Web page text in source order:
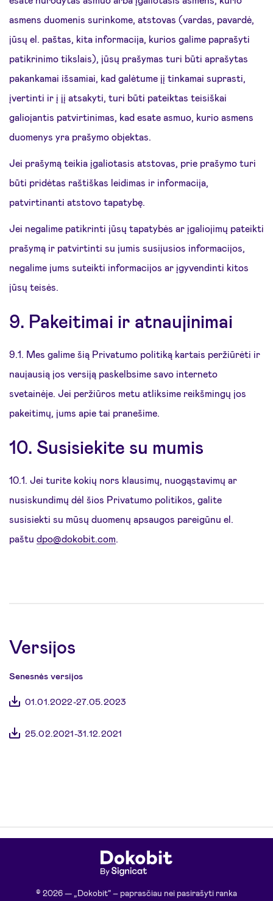
asmens duomenis surinkome, atstovas (vardas, pavardė,
jūsų el. paštas, kita informacija, kurios galime paprašyti
patikrinimo tikslais), jūsų prašymas turi būti aprašytas
pakankamai išsamiai, kad galėtume jį tinkamai suprasti,
įvertinti ir į jį atsakyti, turi būti pateiktas teisiškai
galiojantis patvirtinimas, kad esate asmuo, kurio asmens
duomenys yra prašymo objektas.
Jei prašymą teikia įgaliotasis atstovas, prie prašymo turi
būti pridėtas raštiškas leidimas ir informacija,
patvirtinanti atstovo tapatybę.
Jei negalime patikrinti jūsų tapatybės ar įgaliojimų pateikti
prašymą ir patvirtinti su jumis susijusios informacijos,
negalime jums suteikti informacijos ar įgyvendinti kitos
jūsų teisės.
9. Pakeitimai ir atnaujinimai
9.1. Mes galime šią Privatumo politiką kartais peržiūrėti ir
naujausią jos versiją paskelbsime savo interneto
svetainėje. Jei peržiūros metu atliksime reikšmingų jos
pakeitimų, jums apie tai pranešime.
10. Susisiekite su mumis
10.1. Jei turite kokių nors klausimų, nuogąstavimų ar
nusiskundimų dėl šios Privatumo politikos, galite
susisiekti su mūsų duomenų apsaugos pareigūnu el.
paštu dpo@dokobit.com.
Versijos
Senesnės versijos
01.01.2022-27.05.2023
25.02.2021-31.12.2021
© 2026 — „Dokobit“ – paprasčiau nei pasirašyti ranka